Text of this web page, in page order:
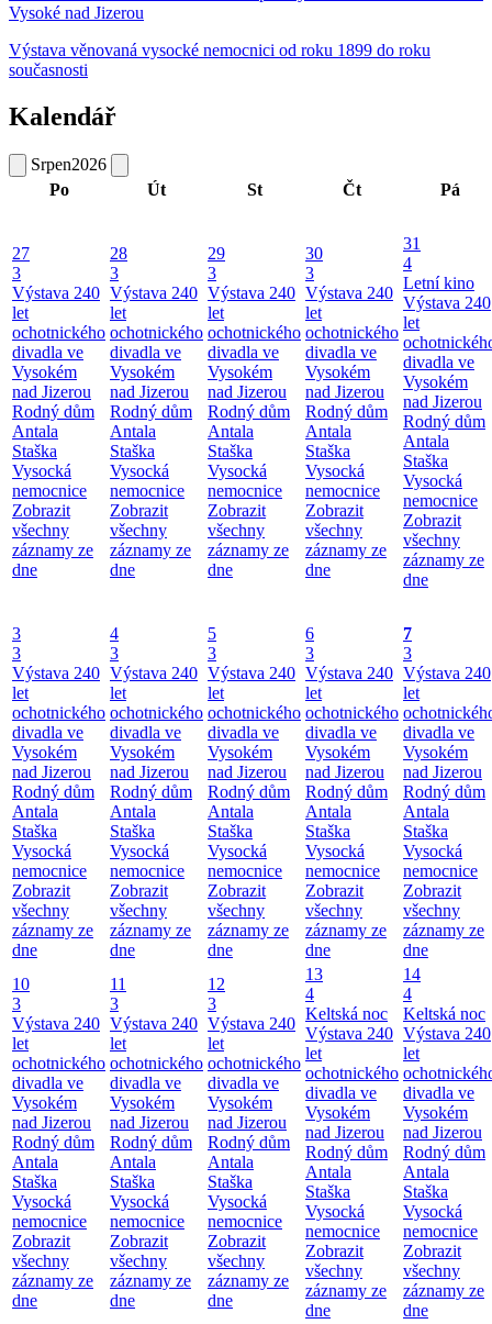
Vysoké nad Jizerou
Výstava věnovaná vysocké nemocnici od roku 1899 do roku
současnosti
Kalendář
Srpen2026
Po
Út St Čt Pá
27
3
Výstava 240
let
ochotnického
divadla ve
Vysokém
nad Jizerou
Rodný dům
Antala
Staška
Vysocká
nemocnice
Zobrazit
všechny
záznamy ze
dne
28
3
Výstava 240
let
ochotnického
divadla ve
Vysokém
nad Jizerou
Rodný dům
Antala
Staška
Vysocká
nemocnice
Zobrazit
všechny
záznamy ze
dne
29
3
Výstava 240
let
ochotnického
divadla ve
Vysokém
nad Jizerou
Rodný dům
Antala
Staška
Vysocká
nemocnice
Zobrazit
všechny
záznamy ze
dne
30
3
Výstava 240
let
ochotnického
divadla ve
Vysokém
nad Jizerou
Rodný dům
Antala
Staška
Vysocká
nemocnice
Zobrazit
všechny
záznamy ze
dne
31
4
Letní kino
Výstava 240
let
divadla ve
Vysokém
nad Jizerou
Rodný dům
Antala
Staška
Vysocká
nemocnice
Zobrazit
všechny
záznamy ze
dne
3
3
Výstava 240
let
ochotnického
divadla ve
Vysokém
nad Jizerou
Rodný dům
Antala
Staška
Vysocká
nemocnice
Zobrazit
všechny
záznamy ze
dne
4
3
Výstava 240
let
ochotnického
divadla ve
Vysokém
nad Jizerou
Rodný dům
Antala
Staška
Vysocká
nemocnice
Zobrazit
všechny
záznamy ze
dne
5
3
Výstava 240
let
ochotnického
divadla ve
Vysokém
nad Jizerou
Rodný dům
Antala
Staška
Vysocká
nemocnice
Zobrazit
všechny
záznamy ze
dne
6
3
Výstava 240
let
ochotnického
divadla ve
Vysokém
nad Jizerou
Rodný dům
Antala
Staška
Vysocká
nemocnice
Zobrazit
všechny
záznamy ze
dne
7
3
Výstava 240
let
divadla ve
Vysokém
nad Jizerou
Rodný dům
Antala
Staška
Vysocká
nemocnice
Zobrazit
všechny
záznamy ze
dne
10
3
Výstava 240
let
ochotnického
divadla ve
Vysokém
nad Jizerou
Rodný dům
Antala
Staška
Vysocká
nemocnice
Zobrazit
všechny
záznamy ze
dne
11
3
Výstava 240
let
ochotnického
divadla ve
Vysokém
nad Jizerou
Rodný dům
Antala
Staška
Vysocká
nemocnice
Zobrazit
všechny
záznamy ze
dne
12
3
Výstava 240
let
ochotnického
divadla ve
Vysokém
nad Jizerou
Rodný dům
Antala
Staška
Vysocká
nemocnice
Zobrazit
všechny
záznamy ze
dne
13
4
Keltská noc
Výstava 240
let
ochotnického
divadla ve
Vysokém
nad Jizerou
Rodný dům
Antala
Staška
Vysocká
nemocnice
Zobrazit
všechny
záznamy ze
dne
14
4
Keltská noc
Výstava 240
let
divadla ve
Vysokém
nad Jizerou
Rodný dům
Antala
Staška
Vysocká
nemocnice
Zobrazit
všechny
záznamy ze
dne